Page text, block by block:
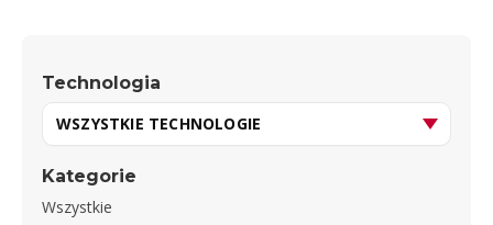
Technologia
Kategorie
Wszystkie